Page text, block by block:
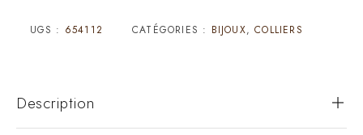
UGS : 654112 CATÉGORIES : BIJOUX,COLLIERS
Description